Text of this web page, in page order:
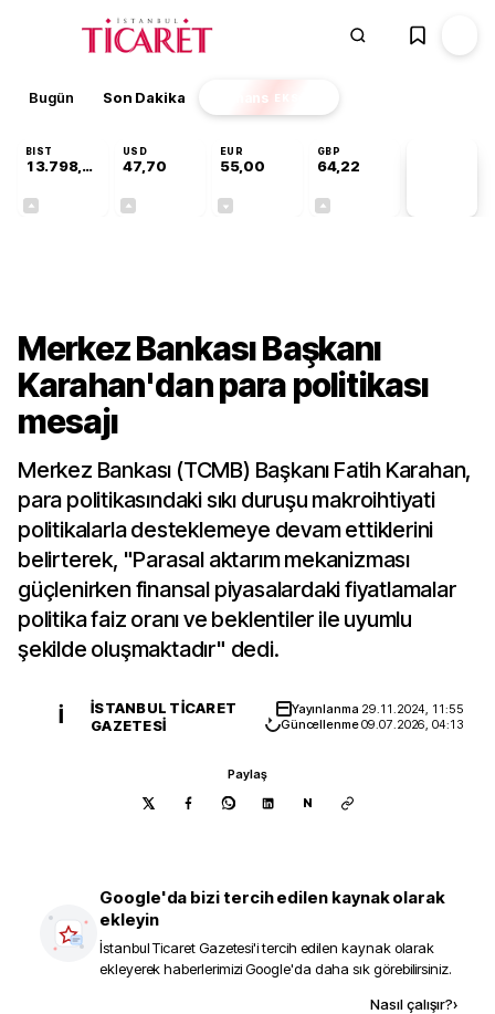
Bugün Son Dakika Finans EKSTRA
BIST
13.798,82
USD
47,70
EUR
55,00
GBP
64,22
Merkez Bankası Başkanı
Karahan'dan para politikası
mesajı
Merkez Bankası (TCMB) Başkanı Fatih Karahan,
para politikasındaki sıkı duruşu makroihtiyati
politikalarla desteklemeye devam ettiklerini
belirterek, "Parasal aktarım mekanizması
güçlenirken finansal piyasalardaki fiyatlamalar
politika faiz oranı ve beklentiler ile uyumlu
şekilde oluşmaktadır" dedi.
İ
İSTANBUL TICARET
GAZETESI
Yayınlanma 29.11.2024, 11:55
Güncellenme09.07.2026, 04:13
Paylaş
N
Google'da bizi tercih edilen kaynak olarak
ekleyin
İstanbul Ticaret Gazetesi'i tercih edilen kaynak olarak
ekleyerek haberlerimizi Google'da daha sık görebilirsiniz.
Nasıl çalışır?›